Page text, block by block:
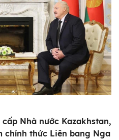
Nhà nước Kazakhstan,
chính thức Liên bang Nga